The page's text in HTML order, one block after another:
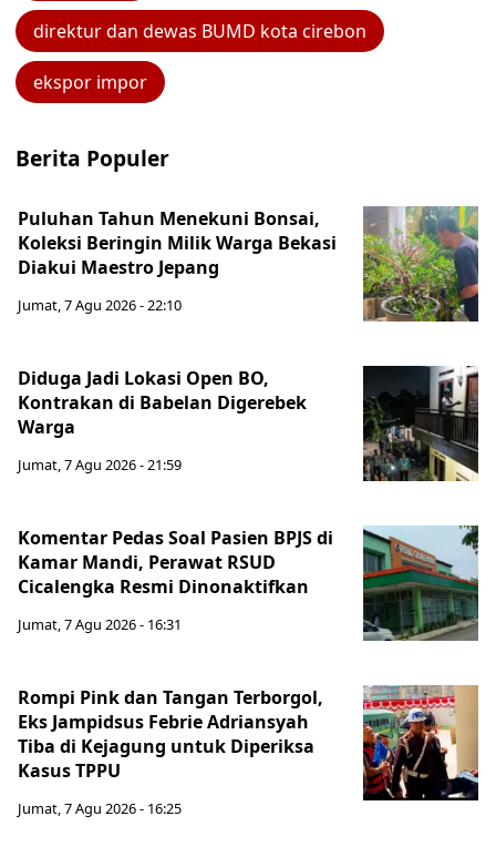
direktur dan dewas BUMD kota cirebon
ekspor impor
Berita Populer
Puluhan Tahun Menekuni Bonsai,
Koleksi Beringin Milik Warga Bekasi
Diakui Maestro Jepang
Jumat, 7 Agu 2026 - 22:10
Diduga Jadi Lokasi Open BO,
Kontrakan di Babelan Digerebek
Warga
Jumat, 7 Agu 2026 - 21:59
Komentar Pedas Soal Pasien BPJS di
Kamar Mandi, Perawat RSUD
Cicalengka Resmi Dinonaktifkan
Jumat, 7 Agu 2026 - 16:31
Rompi Pink dan Tangan Terborgol,
Eks Jampidsus Febrie Adriansyah
Tiba di Kejagung untuk Diperiksa
Kasus TPPU
Jumat, 7 Agu 2026 - 16:25